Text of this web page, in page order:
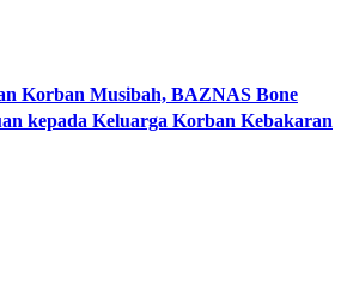
Korban Musibah, BAZNAS Bone
kepada Keluarga Korban Kebakaran